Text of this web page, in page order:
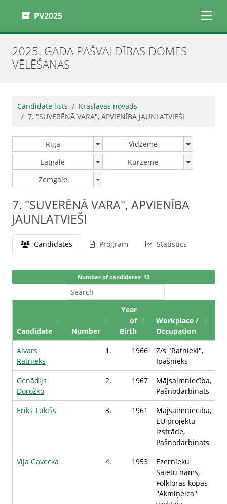
PV2025
2025. GADA PAŠVALDĪBAS DOMES
VĒLĒŠANAS
Candidate lists
Krāslavas novads
7. "SUVERĒNĀ VARA", APVIENĪBA JAUNLATVIEŠI
Rīga
Vidzeme
Latgale
Kurzeme
Zemgale
7. "SUVERĒNĀ VARA", APVIENĪBA
JAUNLATVIEŠI
Candidates Program Statistics
Number of candidates: 13
Candidate Number
Year
of
Birth
Workplace /
Occupation
Aivars
Ratnieks
1. 1966
Z/s "Ratnieki",
Īpašnieks
Genādijs
Dorožko
2. 1967
Mājsaimniecība,
Pašnodarbināts
Ēriks Tukišs
3. 1961
Mājsaimniecība,
EU projektu
izstrāde,
Pašnodarbināts
Vija Gavecka
4. 1953
Ezernieku
Saietu nams,
Folkloras kopas
''Akmiņeica''